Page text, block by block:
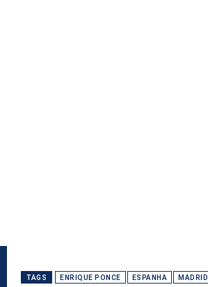
TAGS ENRIQUE PONCE ESPANHA MADRID